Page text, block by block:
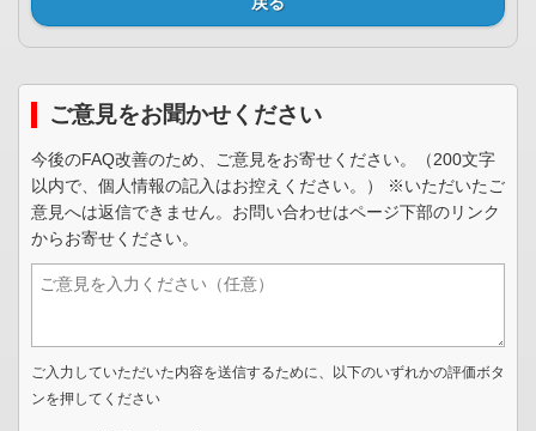
ご意見をお聞かせください
今後のFAQ改善のため、ご意見をお寄せください。（200文字
以内で、個人情報の記入はお控えください。） ※いただいたご
意見へは返信できません。お問い合わせはページ下部のリンク
からお寄せください。
ご入力していただいた内容を送信するために、以下のいずれかの評価ボタ
ンを押してください